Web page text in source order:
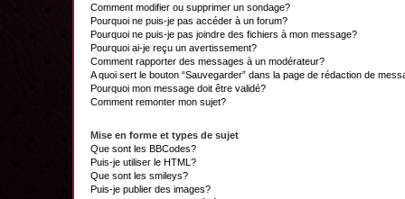
Comment modifier ou supprimer un sondage?
Pourquoi ne puis-je pas accéder à un forum?
Pourquoi ne puis-je pas joindre des fichiers à mon message?
Pourquoi ai-je reçu un avertissement?
Comment rapporter des messages à un modérateur?
A quoi sert le bouton “Sauvegarder” dans la page de rédaction de
Pourquoi mon message doit être validé?
Comment remonter mon sujet?
Mise en forme et types de sujet
Que sont les BBCodes?
Puis-je utiliser le HTML?
Que sont les smileys?
Puis-je publier des images?